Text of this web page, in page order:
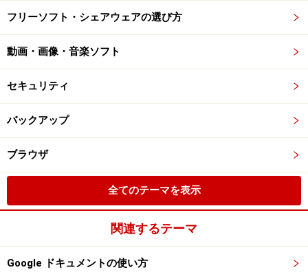
フリーソフト・シェアウェアの選び方
動画・画像・音楽ソフト
セキュリティ
バックアップ
ブラウザ
全てのテーマを表示
関連するテーマ
Google ドキュメントの使い方